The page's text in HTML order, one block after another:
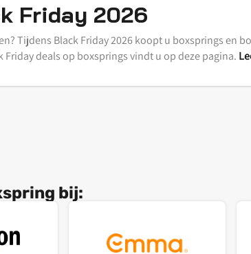
Friday 2026
Tijdens Black Friday 2026 koopt u boxsprings en
Friday deals op boxsprings vindt u op deze pagina.
bij: